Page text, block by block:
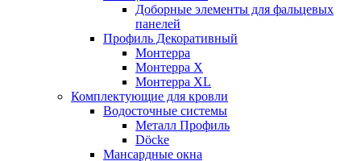
Доборные элементы для фальцевых
панелей
Профиль Декоративный
Монтерра
Монтерра X
Монтерра XL
Комплектующие для кровли
Водосточные системы
Металл Профиль
Döcke
Мансардные окна